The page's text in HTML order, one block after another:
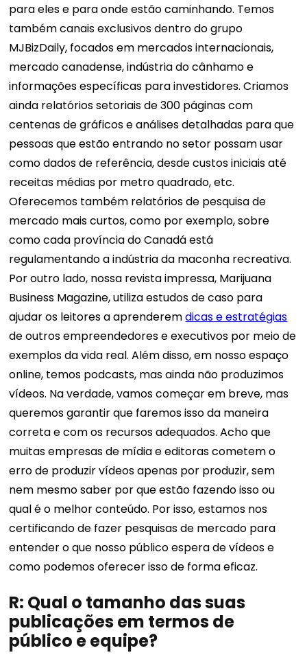
para eles e para onde estão caminhando. Temos
também canais exclusivos dentro do grupo
MJBizDaily, focados em mercados internacionais,
mercado canadense, indústria do cânhamo e
informações específicas para investidores. Criamos
ainda relatórios setoriais de 300 páginas com
centenas de gráficos e análises detalhadas para que
pessoas que estão entrando no setor possam usar
como dados de referência, desde custos iniciais até
receitas médias por metro quadrado, etc.
Oferecemos também relatórios de pesquisa de
mercado mais curtos, como por exemplo, sobre
como cada província do Canadá está
regulamentando a indústria da maconha recreativa.
Por outro lado, nossa revista impressa, Marijuana
Business Magazine, utiliza estudos de caso para
ajudar os leitores a aprenderemdicas e estratégias
de outros empreendedores e executivos por meio de
exemplos da vida real. Além disso, em nosso espaço
online, temos podcasts, mas ainda não produzimos
vídeos. Na verdade, vamos começar em breve, mas
queremos garantir que faremos isso da maneira
correta e com os recursos adequados. Acho que
muitas empresas de mídia e editoras cometem o
erro de produzir vídeos apenas por produzir, sem
nem mesmo saber por que estão fazendo isso ou
qual é o melhor conteúdo. Por isso, estamos nos
certificando de fazer pesquisas de mercado para
entender o que nosso público espera de vídeos e
como podemos oferecer isso de forma eficaz.
R: Qual o tamanho das suas
publicações em termos de
público e equipe?